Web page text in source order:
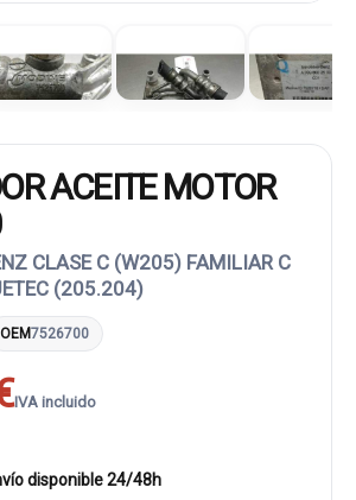
ACEITE MOTOR
CLASE C (W205) FAMILIAR C
(205.204)
OEM7526700
IVA incluido
disponible 24/48h